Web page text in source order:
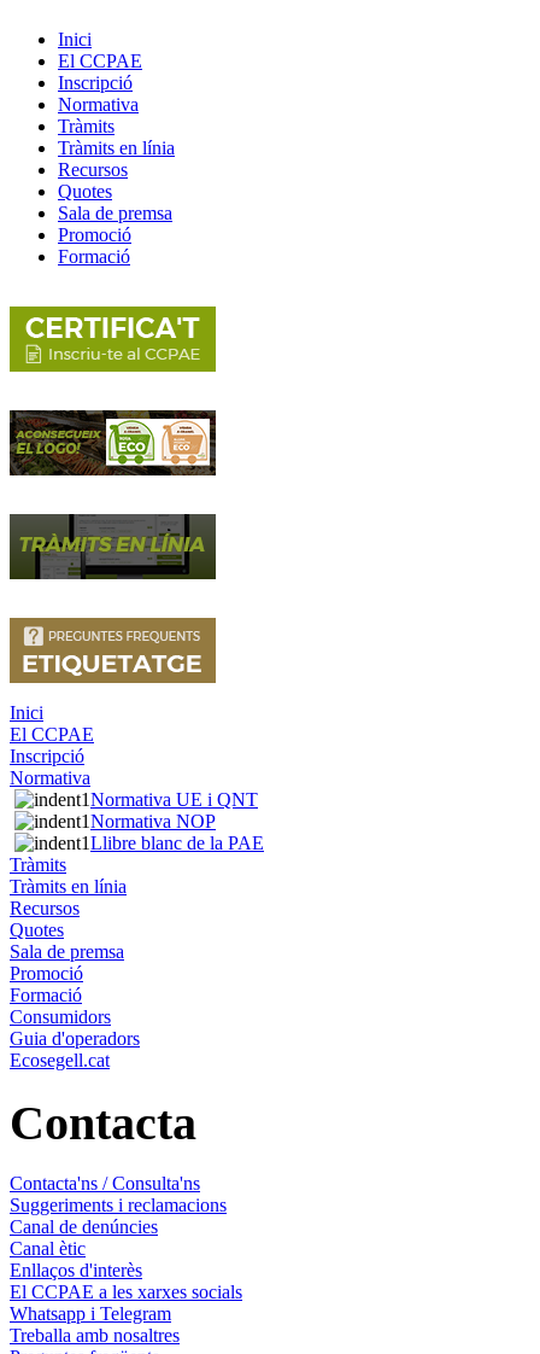
Inici
El CCPAE
Inscripció
Normativa
Tràmits
Tràmits en línia
Recursos
Quotes
Sala de premsa
Promoció
Formació
Inici
El CCPAE
Inscripció
Normativa
Normativa UE i QNT
Normativa NOP
Llibre blanc de la PAE
Tràmits
Tràmits en línia
Recursos
Quotes
Sala de premsa
Promoció
Formació
Consumidors
Guia d'operadors
Ecosegell.cat
Contacta
Contacta'ns / Consulta'ns
Suggeriments i reclamacions
Canal de denúncies
Canal ètic
Enllaços d'interès
El CCPAE a les xarxes socials
Whatsapp i Telegram
Treballa amb nosaltres